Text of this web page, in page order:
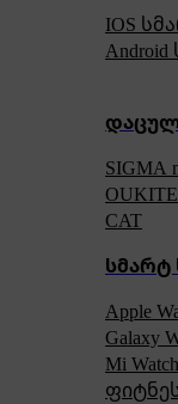
IOS
SIGMA
CAT
სმარტ
Apple
Galaxy
Mi Watch